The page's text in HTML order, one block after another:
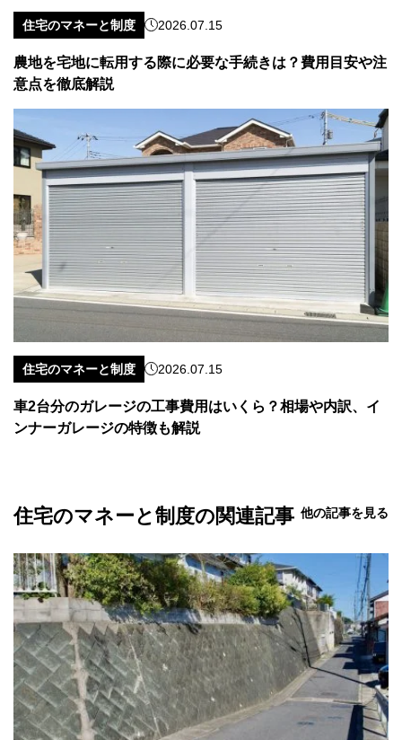
住宅のマネーと制度 2026.07.15
農地を宅地に転用する際に必要な手続きは？費用目安や注
意点を徹底解説
住宅のマネーと制度 2026.07.15
車2台分のガレージの工事費用はいくら？相場や内訳、イ
ンナーガレージの特徴も解説
住宅のマネーと制度の関連記事 他の記事を見る